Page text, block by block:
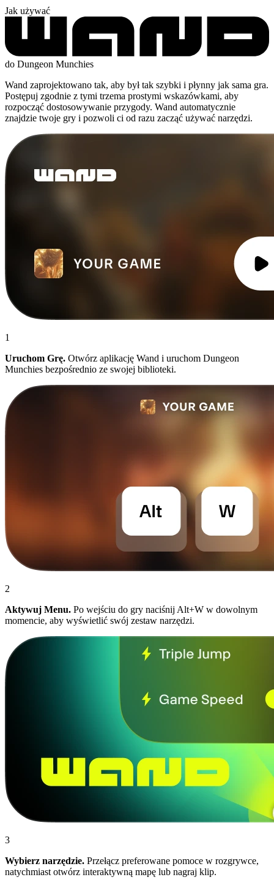
Jak używać
do Dungeon Munchies
Wand zaprojektowano tak, aby był tak szybki i płynny jak sama gra.
Postępuj zgodnie z tymi trzema prostymi wskazówkami, aby
rozpocząć dostosowywanie przygody. Wand automatycznie
znajdzie twoje gry i pozwoli ci od razu zacząć używać narzędzi.
1
Uruchom Grę. Otwórz aplikację Wand i uruchom Dungeon
Munchies bezpośrednio ze swojej biblioteki.
2
Aktywuj Menu. Po wejściu do gry naciśnij Alt+W w dowolnym
momencie, aby wyświetlić swój zestaw narzędzi.
3
Wybierz narzędzie. Przełącz preferowane pomoce w rozgrywce,
natychmiast otwórz interaktywną mapę lub nagraj klip.